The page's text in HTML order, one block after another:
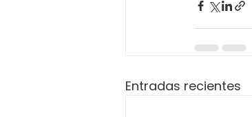
Entradas recientes